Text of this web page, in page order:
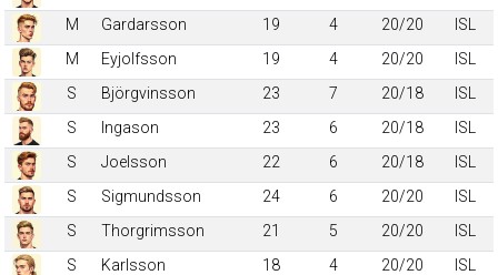
M
Gardarsson 19 4 20/20
ISL
M
Eyjolfsson 19 4 20/20
ISL
S
Björgvinsson 23 7 20/18
ISL
S
Ingason 23 6 20/18
ISL
S
Joelsson 22 6 20/18
ISL
S
Sigmundsson 24 6 20/20
ISL
S
Thorgrimsson 21 5 20/20
ISL
S
Karlsson 18 4 20/20 ISL